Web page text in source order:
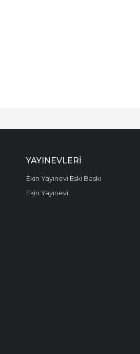
YAYINEVLERI
Ekin Yayınevi Eski Baskı
Ekin Yayınevi